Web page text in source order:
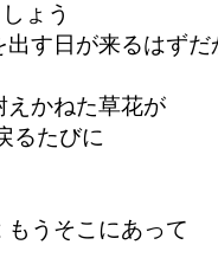
ょう
出す日が来るはずだ
えかねた草花が
るたびに
うそこにあって